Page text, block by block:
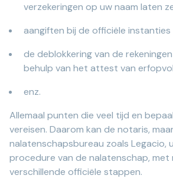
verzekeringen op uw naam laten
aangiften bij de officiële instanties
de deblokkering van de
behulp van het attest van
enz.
Allemaal punten die veel tijd en
vereisen. Daarom kan de notaris,
nalatenschapsbureau zoals Legacio,
procedure van de nalatenschap, met
verschillende officiële stappen.